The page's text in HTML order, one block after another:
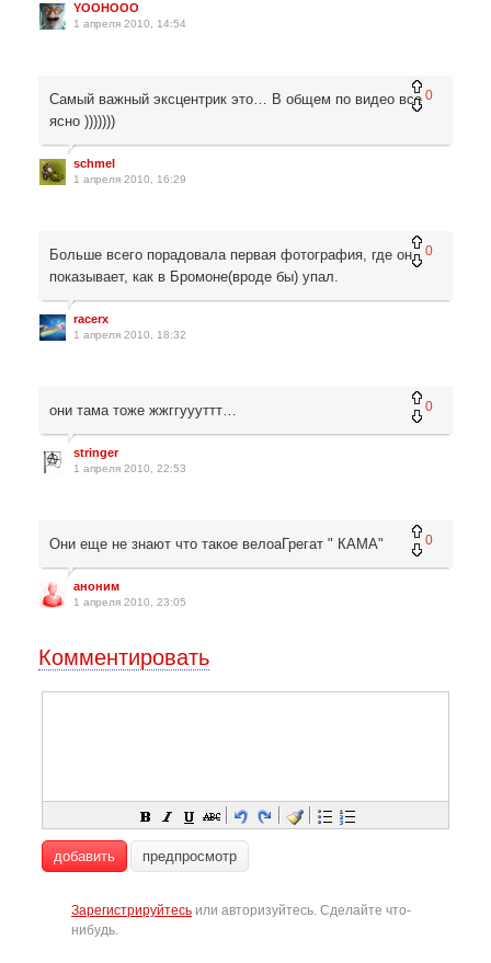
YOOHOOO
1 апреля 2010, 14:54
0
Самый важный эксцентрик это… В общем по видео все
ясно )))))))
schmel
1 апреля 2010, 16:29
0
Больше всего порадовала первая фотография, где он
показывает, как в Бромоне(вроде бы) упал.
racerx
1 апреля 2010, 18:32
0
они тама тоже жжггуууттт…
stringer
1 апреля 2010, 22:53
0
Они еще не знают что такое велоаГрегат " КАМА"
аноним
1 апреля 2010, 23:05
Комментировать
добавить предпросмотр
Зарегистрируйтесь или авторизуйтесь. Сделайте что-
нибудь.